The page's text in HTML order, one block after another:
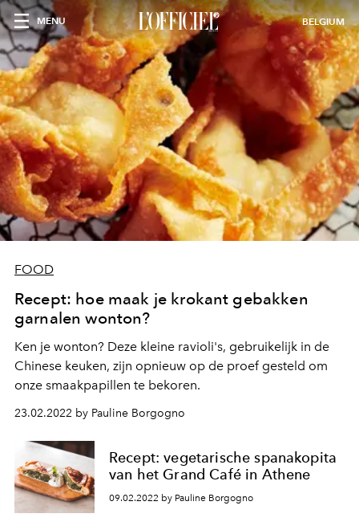
MENU BELGIUM
FOOD
Recept: hoe maak je krokant gebakken
garnalen wonton?
Ken je wonton? Deze kleine ravioli's, gebruikelijk in de
Chinese keuken, zijn opnieuw op de proef gesteld om
onze smaakpapillen te bekoren.
23.02.2022 by Pauline Borgogno
Recept: vegetarische spanakopita
van het Grand Café in Athene
09.02.2022 by Pauline Borgogno